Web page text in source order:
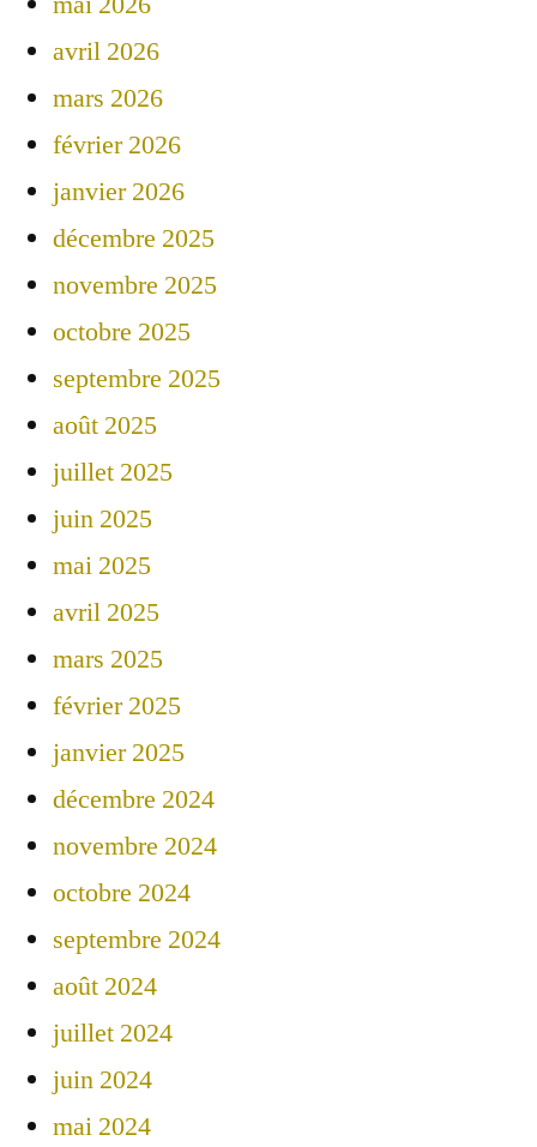
avril 2026
mars 2026
février 2026
janvier 2026
décembre 2025
novembre 2025
octobre 2025
septembre 2025
août 2025
juillet 2025
juin 2025
mai 2025
avril 2025
mars 2025
février 2025
janvier 2025
décembre 2024
novembre 2024
octobre 2024
septembre 2024
août 2024
juillet 2024
juin 2024
mai 2024